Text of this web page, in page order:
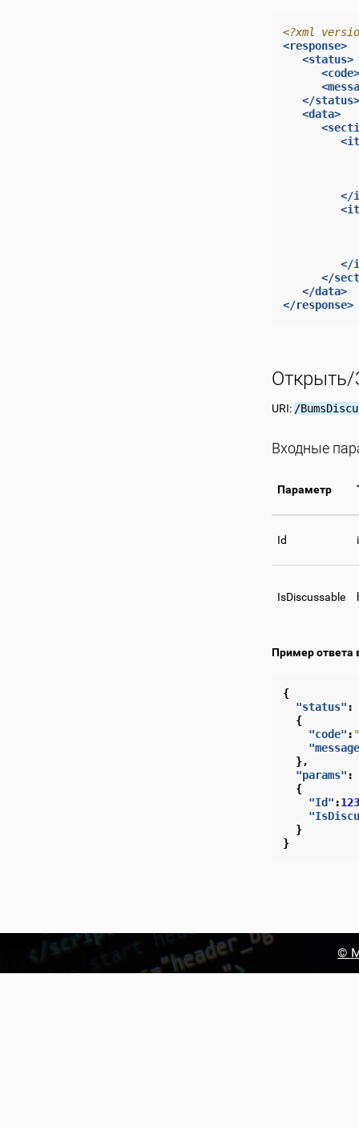
<?xml
<response>
<status>
<code>
</status>
<data>
</
</
</
</data>
</response>
Открыть/
URI: /
Входные
Параметр
Id
IsDiscussable
Пример ответа
{
"status" :
{
"code" :
},
"params" :
{
"Id" :123
}
}
©